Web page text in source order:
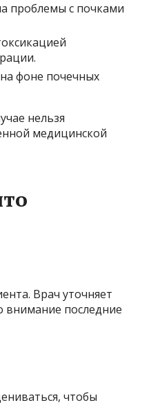
проблемы с почками
фоне почечных
нельзя
медицинской
Врач уточняет
внимание последние
чтобы